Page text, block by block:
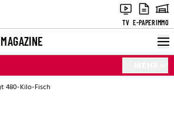
TV E-PAPERIMMO
MAGAZINE
480-Kilo-Fisch